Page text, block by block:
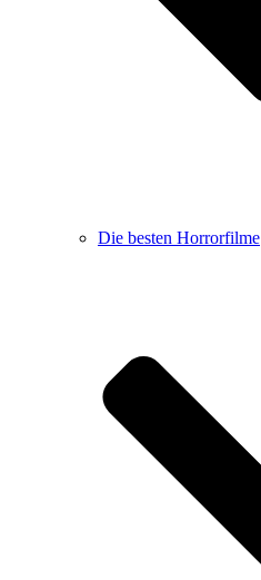
Die besten Horrorfilme